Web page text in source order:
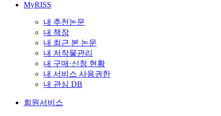
MyRISS
내 추천논문
내 책장
내 최근 본 논문
내 저작물관리
내 구매·신청 현황
내 서비스 사용권한
내 관심 DB
회원서비스